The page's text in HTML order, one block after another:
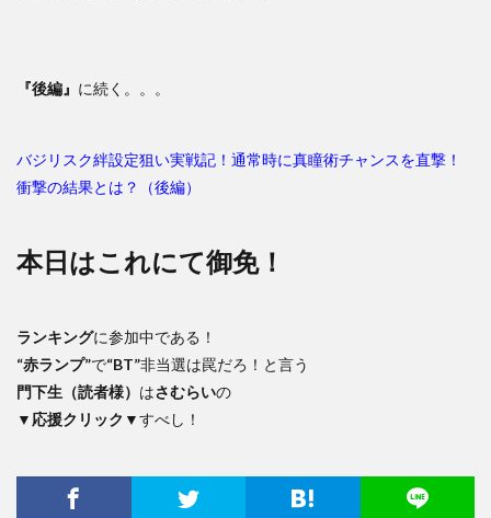
『後編』 に続く。。。
バジリスク絆設定狙い実戦記！通常時に真瞳術チャンスを直撃！
衝撃の結果とは？（後編）
本日はこれにて御免！
ランキングに参加中である！
“赤ランプ”で“BT”非当選は罠だろ！と言う
門下生（読者様） はさむらいの
▼応援クリック▼すべし！